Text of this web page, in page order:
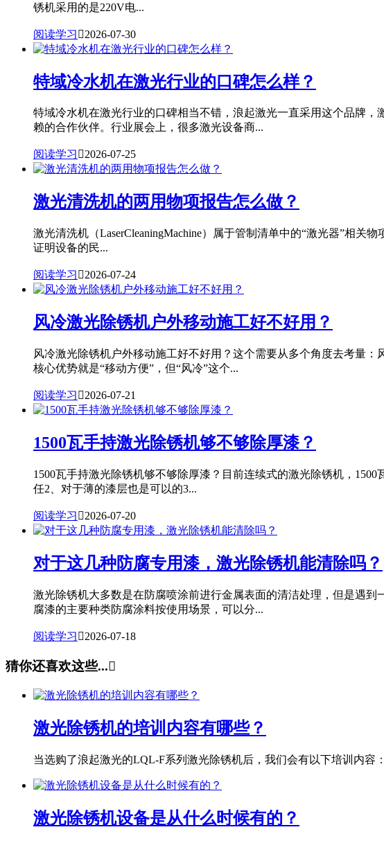
锈机采用的是220V电...
阅读学习 2026-07-30
特域冷水机在激光行业的口碑怎么样？
特域冷水机在激光行业的口碑相当不错，浪起激光一直采用这个品牌
赖的合作伙伴。行业展会上，很多激光设备商...
阅读学习 2026-07-25
激光清洗机的两用物项报告怎么做？
激光清洗机（LaserCleaningMachine）属于管制清单中的“激光器”相
证明设备的民...
阅读学习 2026-07-24
风冷激光除锈机户外移动施工好不好用？
风冷激光除锈机户外移动施工好不好用？这个需要从多个角度去考量
核心优势就是“移动方便”，但“风冷”这个...
阅读学习 2026-07-21
1500瓦手持激光除锈机够不够除厚漆？
1500瓦手持激光除锈机够不够除厚漆？目前连续式的激光除锈机，
任2、对于薄的漆层也是可以的3...
阅读学习 2026-07-20
对于这几种防腐专用漆，激光除锈机能清除吗？
激光除锈机大多数是在防腐喷涂前进行金属表面的清洁处理，但是遇
腐漆的主要种类防腐涂料按使用场景，可以分...
阅读学习 2026-07-18
猜你还喜欢这些...
激光除锈机的培训内容有哪些？
当选购了浪起激光的LQL-F系列激光除锈机后，我们会有以下培训内容
激光除锈机设备是从什么时候有的？